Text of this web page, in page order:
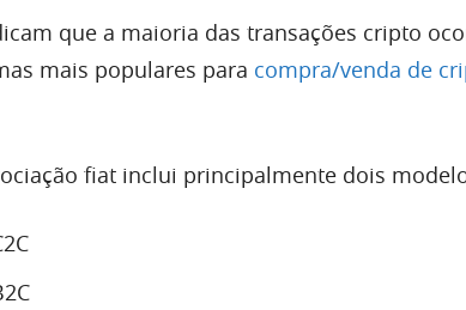
que a maioria das transações cripto
mais populares para compra/venda de
fiat inclui principalmente dois